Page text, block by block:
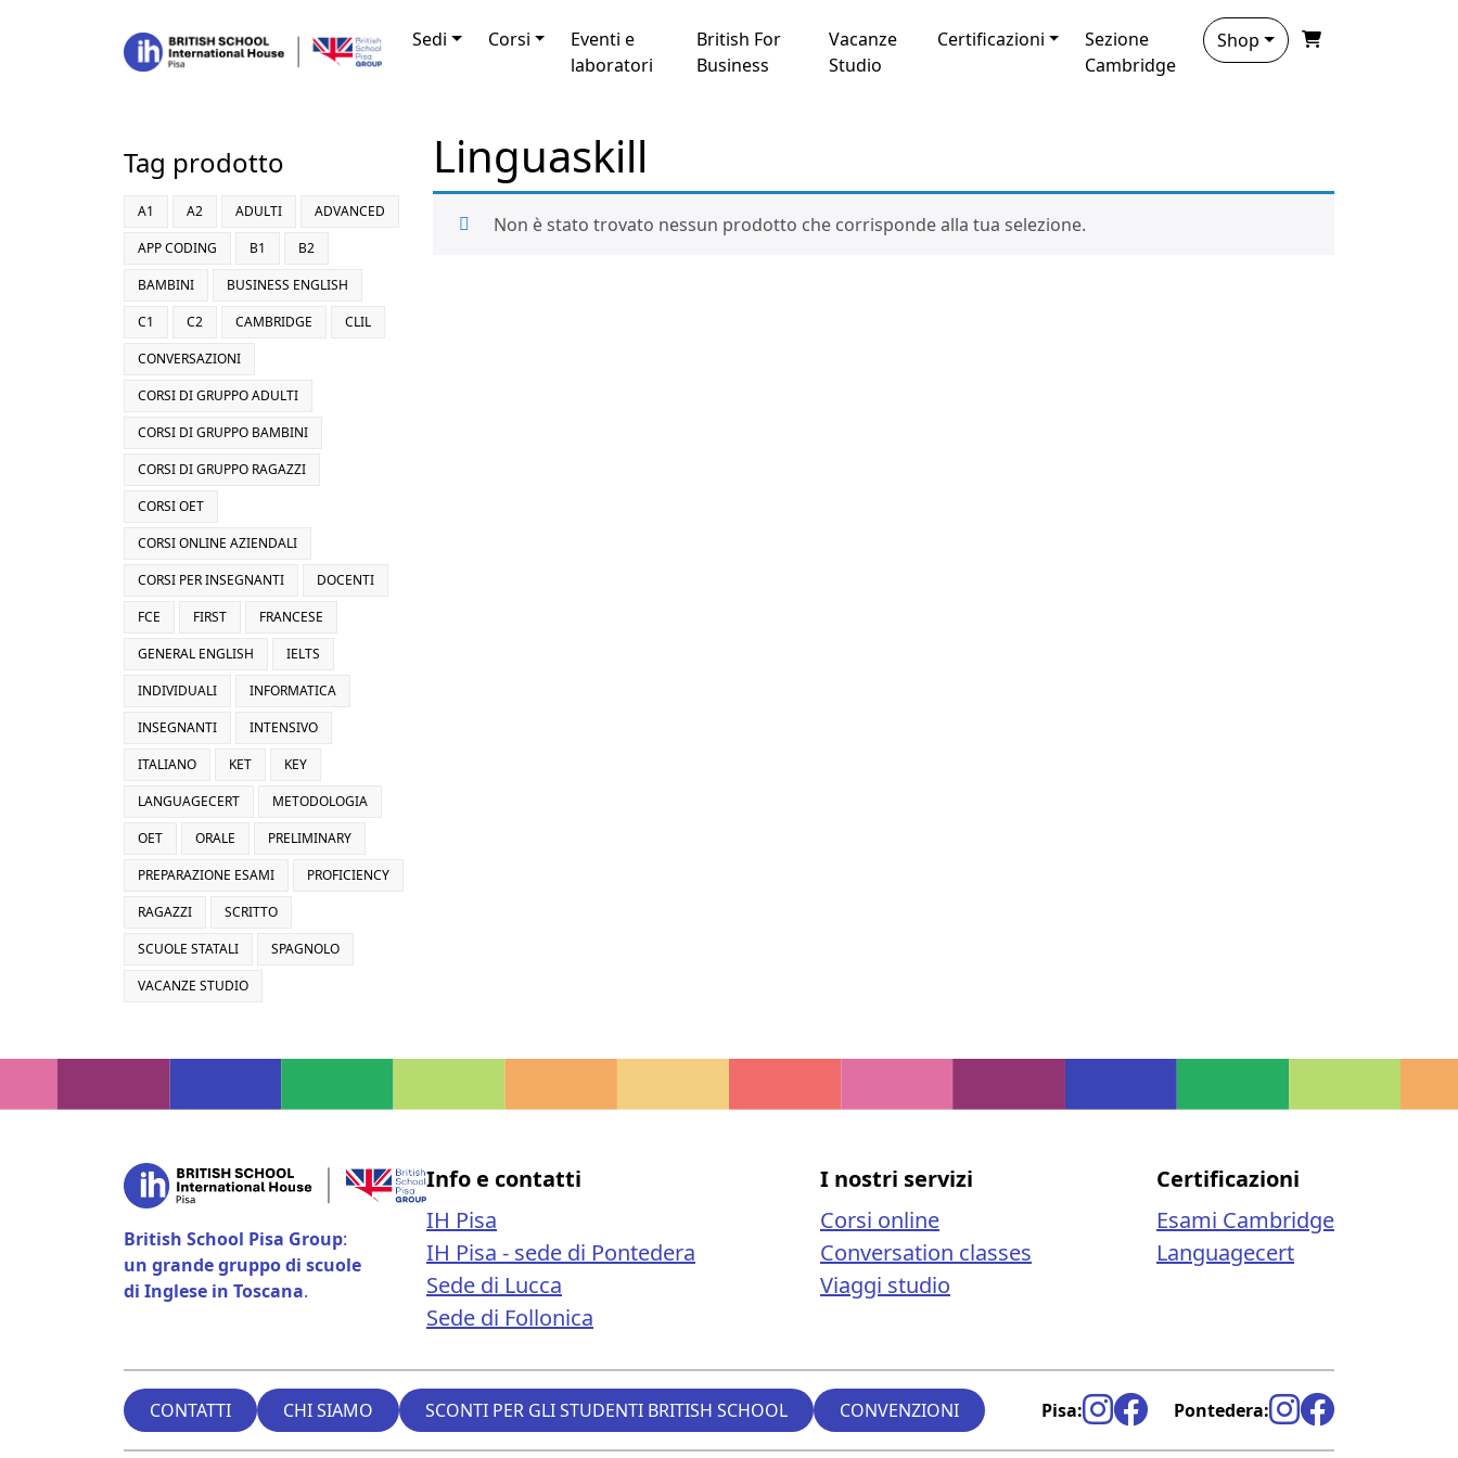
Sedi
Corsi
Eventi e
laboratori
British For
Business
Vacanze
Studio
Certificazioni
Sezione
Cambridge
Shop
Linguaskill
Non è stato trovato nessun prodotto che corrisponde alla tua selezione.
Tag prodotto
A1 A2 ADULTI
ADVANCED
APP CODING
B1
B2
BAMBINI
BUSINESS ENGLISH
C1
C2 CAMBRIDGE
CLIL
CONVERSAZIONI
CORSI DI GRUPPO ADULTI
CORSI DI GRUPPO BAMBINI
CORSI DI GRUPPO RAGAZZI
CORSI OET
CORSI ONLINE AZIENDALI
CORSI PER INSEGNANTI
DOCENTI
FCE
FIRST
FRANCESE
GENERAL ENGLISH
IELTS
INDIVIDUALI
INFORMATICA
INSEGNANTI
INTENSIVO
ITALIANO
KET
KEY
LANGUAGECERT
METODOLOGIA
OET
ORALE
PRELIMINARY
PREPARAZIONE ESAMI
PROFICIENCY
RAGAZZI
SCRITTO
SCUOLE STATALI
SPAGNOLO
VACANZE STUDIO
British School Pisa Group:
un grande gruppo di scuole
di Inglese in Toscana.
Info e contatti
IH Pisa
IH Pisa - sede di Pontedera
Sede di Lucca
Sede di Follonica
I nostri servizi
Corsi online
Conversation classes
Viaggi studio
Certificazioni
Esami Cambridge
Languagecert
CONTATTI CHI SIAMO SCONTI PER GLI STUDENTI BRITISH SCHOOL CONVENZIONI Pisa: Pontedera: